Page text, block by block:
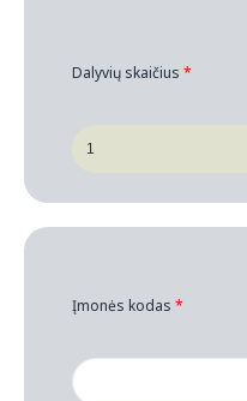
Dalyvių skaičius *
Įmonės kodas *